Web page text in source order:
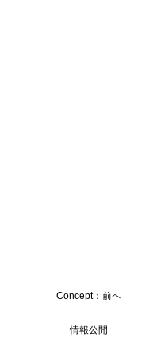
Concept：前へ
情報公開